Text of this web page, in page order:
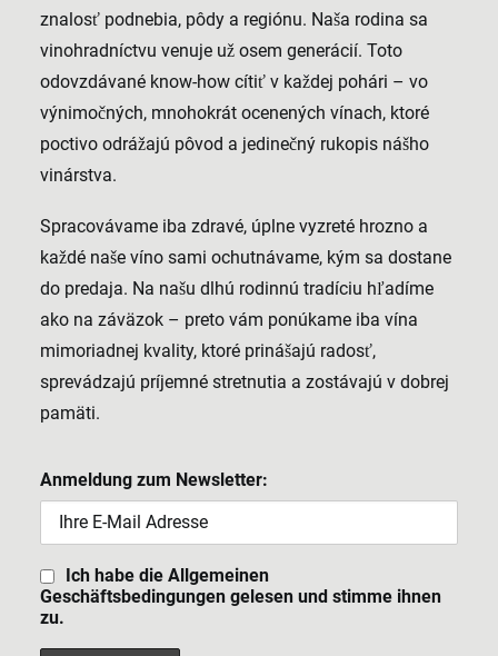
znalosť podnebia, pôdy a regiónu. Naša rodina sa
vinohradníctvu venuje už osem generácií. Toto
odovzdávané know-how cítiť v každej pohári – vo
výnimočných, mnohokrát ocenených vínach, ktoré
poctivo odrážajú pôvod a jedinečný rukopis nášho
vinárstva.
Spracovávame iba zdravé, úplne vyzreté hrozno a
každé naše víno sami ochutnávame, kým sa dostane
do predaja. Na našu dlhú rodinnú tradíciu hľadíme
ako na záväzok – preto vám ponúkame iba vína
mimoriadnej kvality, ktoré prinášajú radosť,
sprevádzajú príjemné stretnutia a zostávajú v dobrej
pamäti.
Anmeldung zum Newsletter:
Ich habe die Allgemeinen
Geschäftsbedingungen gelesen und stimme ihnen
zu.